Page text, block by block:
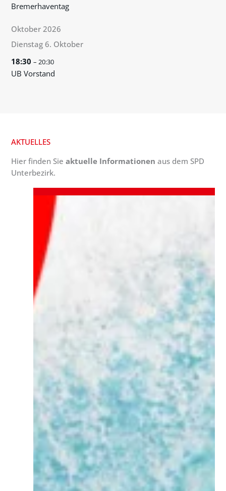
Bremerhaventag
Oktober 2026
Dienstag 6. Oktober
18:30– 20:30
UB Vorstand
AKTUELLES
Hier finden Sieaktuelle Informationen aus dem SPD
Unterbezirk.